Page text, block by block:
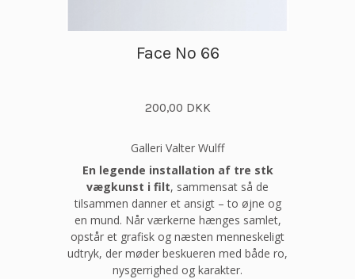
Face No 66
200,00 DKK
Galleri Valter Wulff
En legende installation af tre stk
vægkunst i filt, sammensat så de
tilsammen danner et ansigt – to øjne og
en mund. Når værkerne hænges samlet,
opstår et grafisk og næsten menneskeligt
udtryk, der møder beskueren med både ro,
nysgerrighed og karakter.